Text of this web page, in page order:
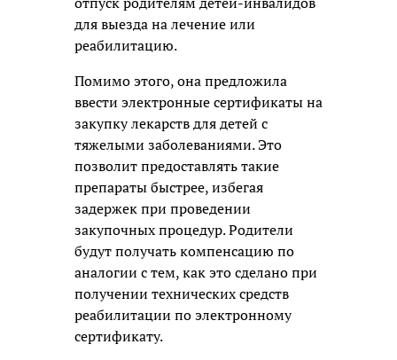
для выезда на лечение или
реабилитацию.
Помимо этого, она предложила
ввести электронные сертификаты на
закупку лекарств для детей с
тяжелыми заболеваниями. Это
позволит предоставлять такие
препараты быстрее, избегая
задержек при проведении
закупочных процедур. Родители
будут получать компенсацию по
аналогии с тем, как это сделано при
получении технических средств
реабилитации по электронному
сертификату.